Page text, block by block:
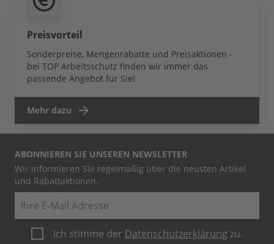
Preisvorteil
Sonderpreise, Mengenrabatte und Preisaktionen -
bei TOP Arbeitsschutz finden wir immer das
passende Angebot für Sie!
Mehr dazu
ABONNIEREN SIE UNSEREN NEWSLETTER
Wir informieren Sie regelmäßig über die neusten Artikel
und Rabattaktionen.
Ich stimme der Datenschutzerklärung zu.